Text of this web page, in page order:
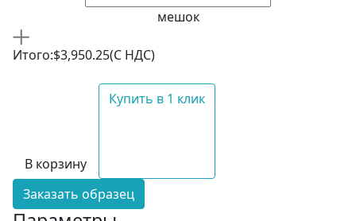
мешок
Итого:$3,950.25(С НДС)
В корзину
Купить в 1 клик
Заказать образец